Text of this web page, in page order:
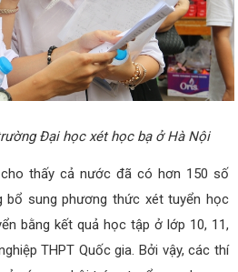
Đại học xét học bạ ở Hà Nội
thấy cả nước đã có hơn 150 số
sung phương thức xét tuyển học
bằng kết quả học tập ở lớp 10, 11,
THPT Quốc gia. Bởi vậy, các thí